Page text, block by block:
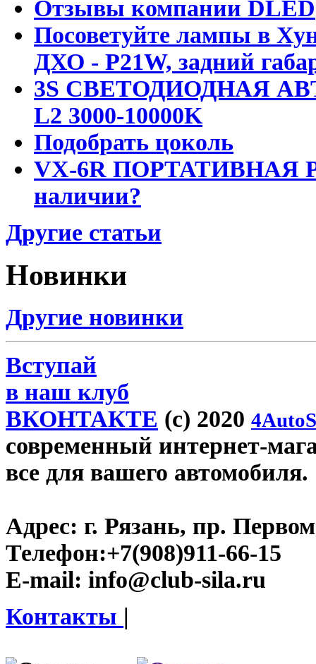
Отзывы компании DLED
Посоветуйте лампы в
ДХО - P21W, задний
3S СВЕТОДИОДНАЯ
L2 3000-10000K
Подобрать цоколь
VX-6R ПОРТАТИВНАЯ
наличии?
Другие статьи
Новинки
Другие новинки
Вступай
в наш клуб
ВКОНТАКТЕ (c) 2020
современный интернет-
все для вашего автомобиля.
Адрес: г. Рязань, пр.
Телефон:+7(908)911-66-15
E-mail: info@club-sila.ru
Контакты |